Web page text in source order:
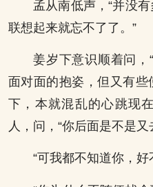
孟从南低声，“并没
联想起来就忘不了了。”
姜岁下意识顺着问，
面对面的抱姿，但又有
下，本就混乱的心跳现
人，问，“你后面是不是又
“可我都不知道你，好